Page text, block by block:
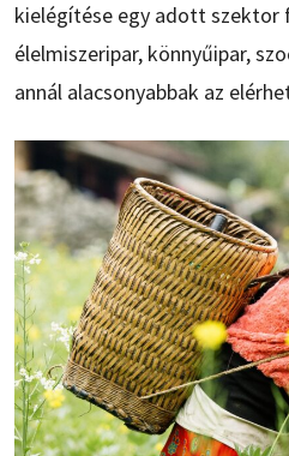
kielégítése egy adott szektor
élelmiszeripar, könnyűipar,
annál alacsonyabbak az